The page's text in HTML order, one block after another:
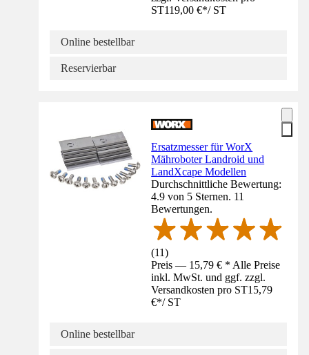
ST119,00 €*/ ST
Online bestellbar
Reservierbar
Ersatzmesser für WorX
Mähroboter Landroid und
LandXcape Modellen
Durchschnittliche Bewertung:
4.9 von 5 Sternen. 11
Bewertungen.
(11)
Preis — 15,79 € * Alle Preise
inkl. MwSt. und ggf. zzgl.
Versandkosten pro ST15,79
€*/ ST
Online bestellbar